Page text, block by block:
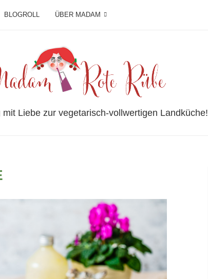
BLOGROLL ÜBER MADAM
mit Liebe zur vegetarisch-vollwertigen Landküche!